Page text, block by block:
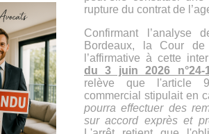
rupture du contrat de
Confirmant l’analyse
Bordeaux, la Cour
l’affirmative à cette
du 3 juin 2026 n°24-
relève que l'article
commercial stipulait en
pourra effectuer des
sur accord exprès et